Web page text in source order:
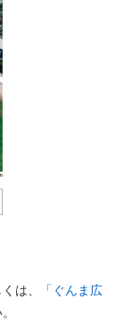
は、
「ぐんま広